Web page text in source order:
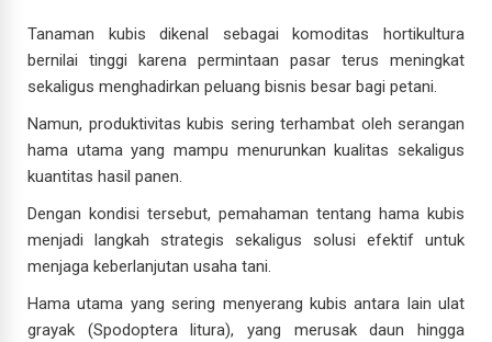
Tanaman kubis dikenal sebagai komoditas hortikultura
bernilai tinggi karena permintaan pasar terus meningkat
sekaligus menghadirkan peluang bisnis besar bagi petani.
Namun, produktivitas kubis sering terhambat oleh serangan
hama utama yang mampu menurunkan kualitas sekaligus
kuantitas hasil panen.
Dengan kondisi tersebut, pemahaman tentang hama kubis
menjadi langkah strategis sekaligus solusi efektif untuk
menjaga keberlanjutan usaha tani.
Hama utama yang sering menyerang kubis antara lain ulat
grayak (Spodoptera litura), yang merusak daun hingga